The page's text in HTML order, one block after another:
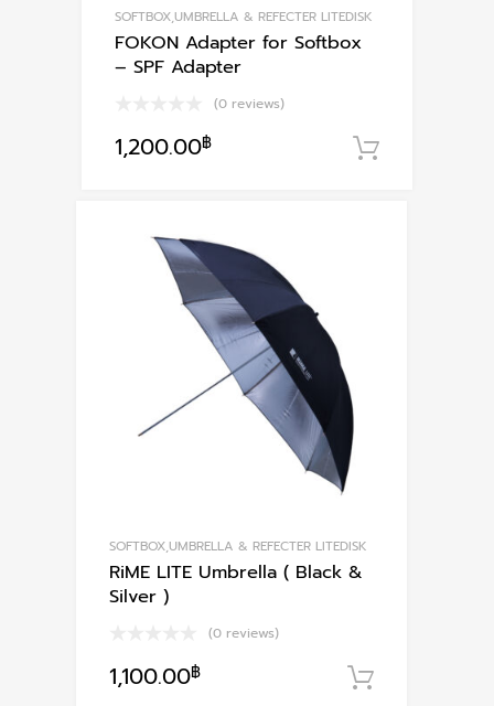
SOFTBOX,UMBRELLA & REFECTER LITEDISK
FOKON Adapter for Softbox
– SPF Adapter
(0 reviews)
1,200.00฿
SOFTBOX,UMBRELLA & REFECTER LITEDISK
RiME LITE Umbrella ( Black &
Silver )
(0 reviews)
1,100.00฿